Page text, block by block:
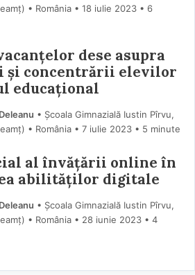
• România
18 iulie 2023 • 6
dese asupra
și concentrării elevilor
educațional
• Școala Gimnazială Iustin Pîrvu,
• România
7 iulie 2023 • 5 minute
al învățării online în
abilităților digitale
• Școala Gimnazială Iustin Pîrvu,
• România
28 iunie 2023 • 4